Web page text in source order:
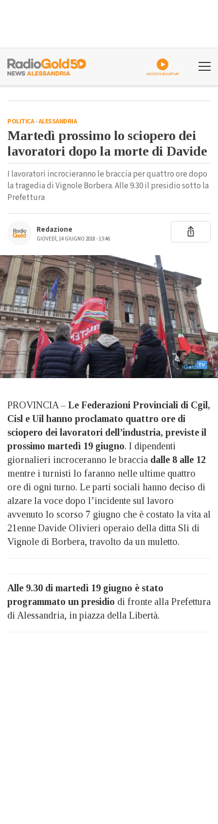
ASCOLTA GOLDPLAY
POLITICA-ALESSANDRIA
Martedì prossimo lo sciopero dei
lavoratori dopo la morte di Davide
I lavoratori incrocieranno le braccia per quattro ore dopo
la tragedia di Vignole Borbera. Alle 9.30 il presidio sotto la
Prefettura
Redazione
GIOVEDÌ, 14 GIUGNO 2018 - 13:46
PROVINCIA – Le Federazioni Provinciali di Cgil,
Cisl e Uil hanno proclamato quattro ore di
sciopero dei lavoratori dell’industria, previste il
prossimo martedì 19 giugno. I dipendenti
giornalieri incroceranno le braccia dalle 8 alle 12
mentre i turnisti lo faranno nelle ultime quattro
ore di ogni turno. Le parti sociali hanno deciso di
alzare la voce dopo l’incidente sul lavoro
avvenuto lo scorso 7 giugno che è costato la vita al
21enne Davide Olivieri operaio della ditta Sli di
Vignole di Borbera, travolto da un muletto.
Alle 9.30 di martedì 19 giugno è stato
programmato un presidio di fronte alla Prefettura
di Alessandria, in piazza della Libertà.